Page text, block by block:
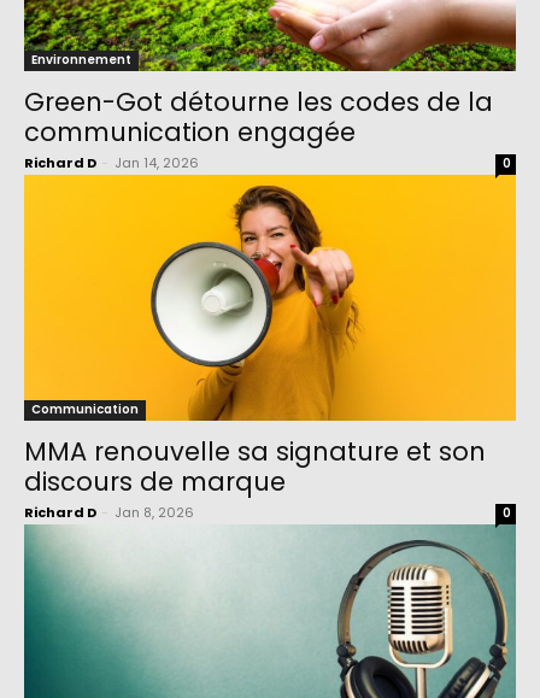
Environnement
Green-Got détourne les codes de la
communication engagée
Richard D Jan 14, 2026 0
Communication
MMA renouvelle sa signature et son
discours de marque
Richard D Jan 8, 2026 0